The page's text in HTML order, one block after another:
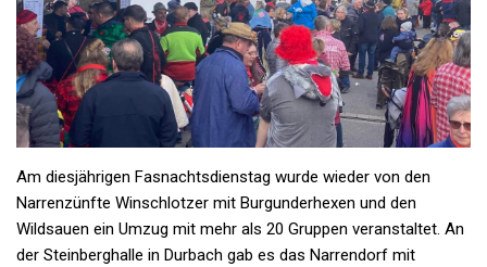
Am diesjährigen Fasnachtsdienstag wurde wieder von den
Narrenzünfte Winschlotzer mit Burgunderhexen und den
Wildsauen ein Umzug mit mehr als 20 Gruppen veranstaltet. An
der Steinberghalle in Durbach gab es das Narrendorf mit